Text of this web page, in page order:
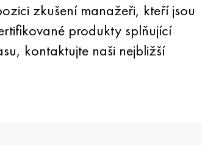
zkušení manažeři, kteří jsou
produkty splňující
kontaktujte naši nejbližší